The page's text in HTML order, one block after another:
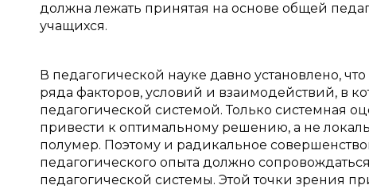
должна лежать принятая на основе общей
учащихся.
В педагогической науке давно установлено,
ряда факторов, условий и взаимодействий, в
педагогической системой. Только системная
привести к оптимальному решению, а не
полумер. Поэтому и радикальное
педагогического опыта должно
педагогической системы. Этой точки зрения